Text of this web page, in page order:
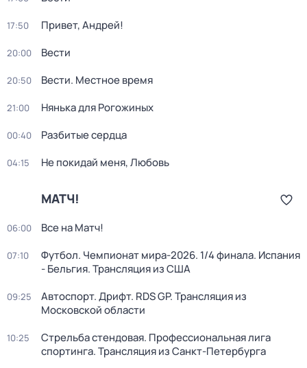
17:50 Привет, Андрей!
20:00 Вести
20:50 Вести. Местное время
21:00 Нянька для Рогожиных
00:40 Разбитые сердца
04:15 Не покидай меня, Любовь
МАТЧ!
06:00 Все на Матч!
07:10
Футбол. Чемпионат мира-2026. 1/4 финала. Испания
- Бельгия. Трансляция из США
09:25
Автоспорт. Дрифт. RDS GP. Трансляция из
Московской области
10:25
Стрельба стендовая. Профессиональная лига
спортинга. Трансляция из Санкт-Петербурга